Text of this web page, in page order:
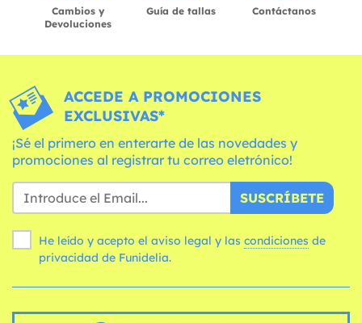
Cambios y
Devoluciones
Guía de tallas Contáctanos
ACCEDE A PROMOCIONES
EXCLUSIVAS*
¡Sé el primero en enterarte de las novedades y
promociones al registrar tu correo eletrónico!
SUSCRÍBETE
He leído y acepto el aviso legal y las condiciones
privacidad de Funidelia.